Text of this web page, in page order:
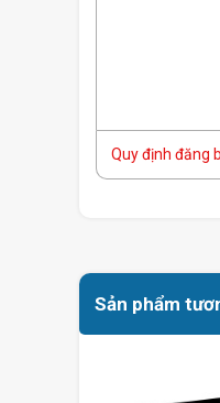
Quy định đăng
Sản phẩm